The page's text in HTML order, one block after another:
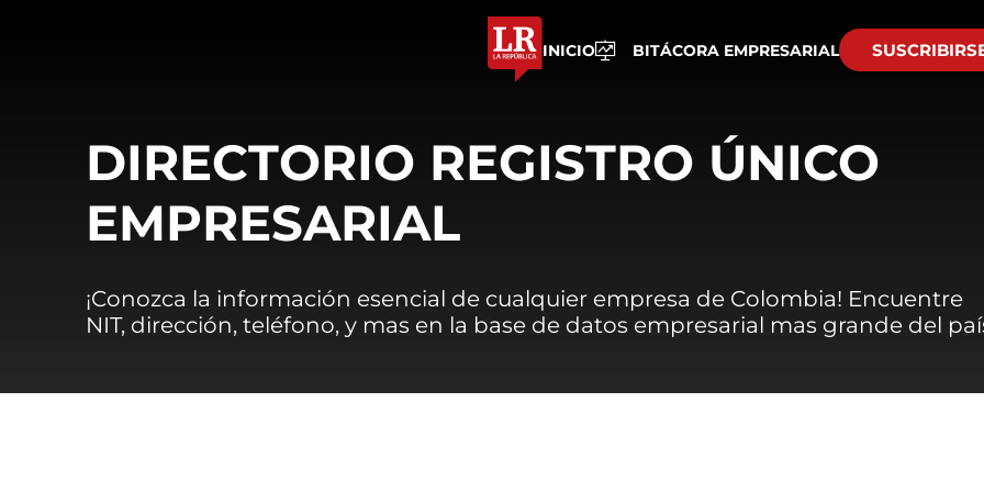
INICIO BITÁCORA EMPRESARIAL
DIRECTORIO REGISTRO ÚNICO
EMPRESARIAL
¡Conozca la información esencial de cualquier empresa de Colombia! Encuentre
NIT, dirección, teléfono, y mas en la base de datos empresarial mas grande del